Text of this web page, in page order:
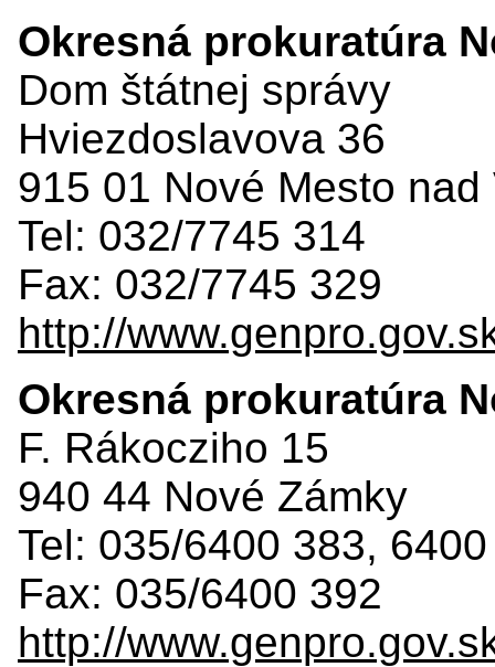
Okresná prokuratúra
Dom štátnej správy
Hviezdoslavova 36
915 01 Nové Mesto nad
Tel: 032/7745 314
Fax: 032/7745 329
http://
Okresná prokuratúra
F. Rákocziho 15
940 44 Nové Zámky
Tel: 035/6400 383,
Fax: 035/6400 392
http://